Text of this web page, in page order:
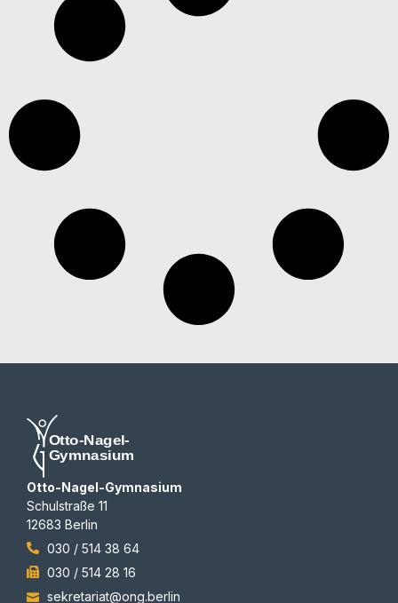
Otto-Nagel-Gymnasium
Schulstraße 11
12683 Berlin
030 / 514 38 64
030 / 514 28 16
sekretariat@ong.berlin